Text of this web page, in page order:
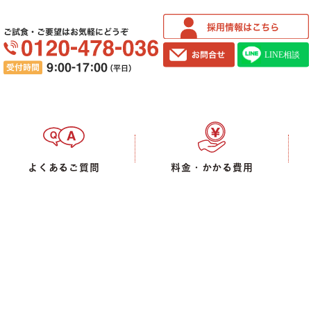
ご試食・ご要望はお気軽にどうぞ
よくあるご質問 料金・かかる費用